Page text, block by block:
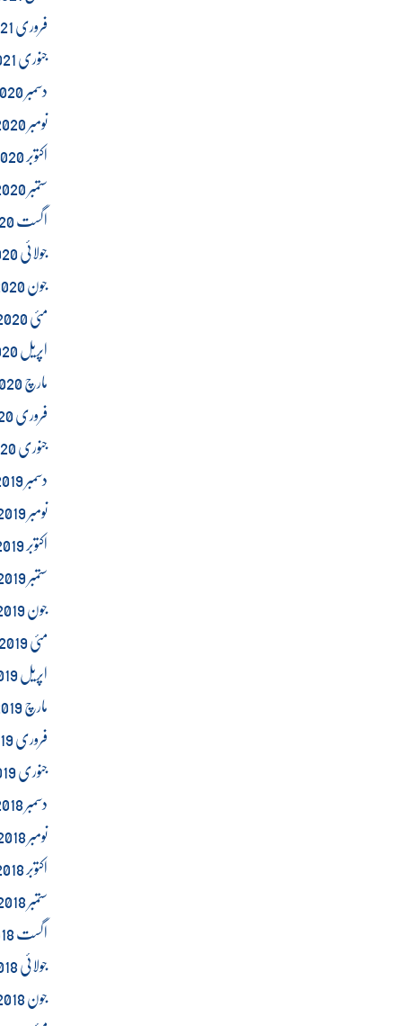
فروری 2021
جنوری 2021
دسمبر 2020
نومبر 2020
اکتوبر 2020
ستمبر 2020
اگست 2020
جولائی 2020
جون 2020
مئی 2020
اپریل 2020
مارچ 2020
فروری 2020
جنوری 2020
دسمبر 2019
نومبر 2019
اکتوبر 2019
ستمبر 2019
جون 2019
مئی 2019
اپریل 2019
مارچ 2019
فروری 2019
جنوری 2019
دسمبر 2018
نومبر 2018
اکتوبر 2018
ستمبر 2018
اگست 2018
جولائی 2018
جون 2018